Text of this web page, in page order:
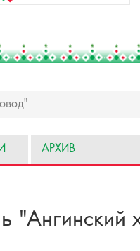
АРХИВ
"Ангинский